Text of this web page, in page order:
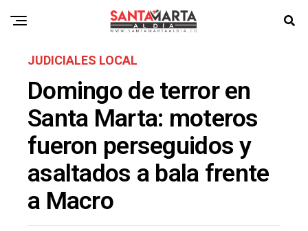
JUDICIALES LOCAL
Domingo de terror en
Santa Marta: moteros
fueron perseguidos y
asaltados a bala frente
a Macro